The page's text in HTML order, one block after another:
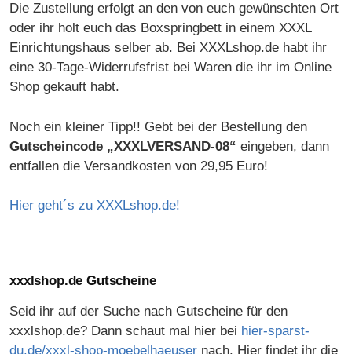
Die Zustellung erfolgt an den von euch gewünschten Ort
oder ihr holt euch das Boxspringbett in einem XXXL
Einrichtungshaus selber ab. Bei XXXLshop.de habt ihr
eine 30-Tage-Widerrufsfrist bei Waren die ihr im Online
Shop gekauft habt.
Noch ein kleiner Tipp!! Gebt bei der Bestellung den
Gutscheincode „XXXLVERSAND-08“ eingeben, dann
entfallen die Versandkosten von 29,95 Euro!
Hier geht´s zu XXXLshop.de!
xxxlshop.de Gutscheine
Seid ihr auf der Suche nach Gutscheine für den
xxxlshop.de? Dann schaut mal hier bei hier-sparst-
du.de/xxxl-shop-moebelhaeuser nach. Hier findet ihr die